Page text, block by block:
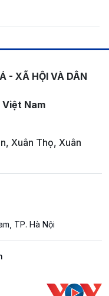
- XÃ HỘI VÀ DÂN
Nam
Xuân Thọ, Xuân
TP. Hà Nội